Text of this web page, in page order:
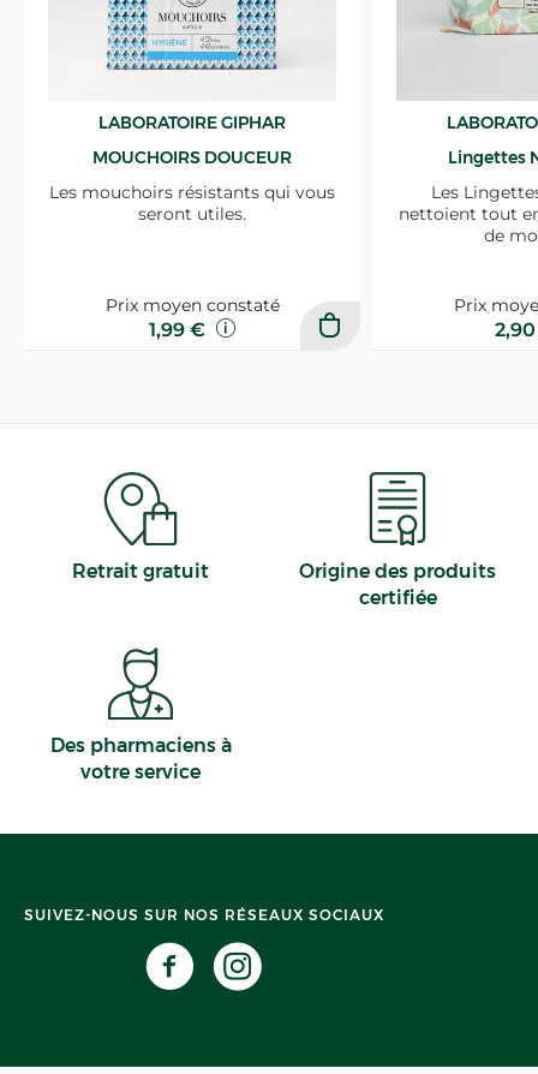
LABORATOIRE GIPHAR
MOUCHOIRS DOUCEUR
Les mouchoirs résistants qui vous
seront utiles.
Prix moyen constaté
1,99 €
Lingettes
Les
nettoient tout
de
Prix
Retrait gratuit
Origine des produits
certifiée
Des pharmaciens à
votre service
SUIVEZ-NOUS SUR NOS RÉSEAUX SOCIAUX